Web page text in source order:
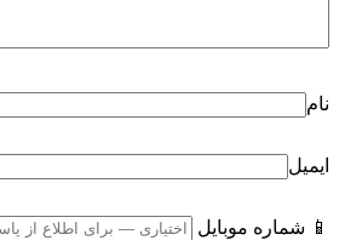
نام
ایمیل
📱 شماره موبایل